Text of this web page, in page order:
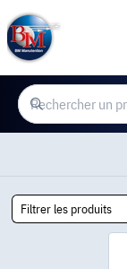
Filtrer les produits